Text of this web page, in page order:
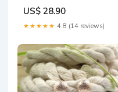
schokolade
US$ 28.90
★★★★★ 4.8 (14 reviews)